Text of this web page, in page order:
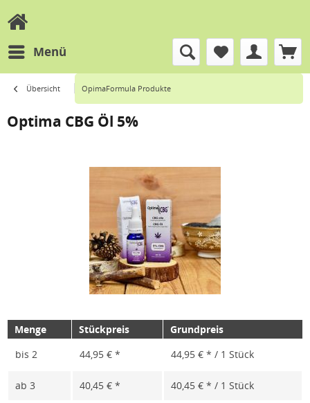
Menü
Übersicht OpimaFormula Produkte
Optima CBG Öl 5%
Menge Stückpreis
Grundpreis
bis 2 44,95 € * 44,95 € * / 1 Stück
ab 3 40,45 € * 40,45 € * / 1 Stück